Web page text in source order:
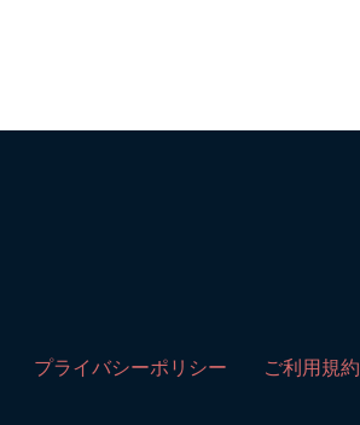
プライバシーポリシー ご利用規約